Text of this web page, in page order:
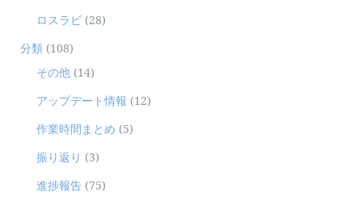
ロスラビ (28)
分類 (108)
その他 (14)
アップデート情報 (12)
作業時間まとめ (5)
振り返り (3)
進捗報告 (75)